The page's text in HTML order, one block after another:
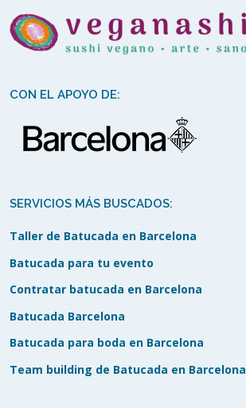
CON EL APOYO DE:
SERVICIOS MÁS BUSCADOS:
Taller de Batucada en Barcelona
Batucada para tu evento
Contratar batucada en Barcelona
Batucada Barcelona
Batucada para boda en Barcelona
Team building de Batucada en Barcelona